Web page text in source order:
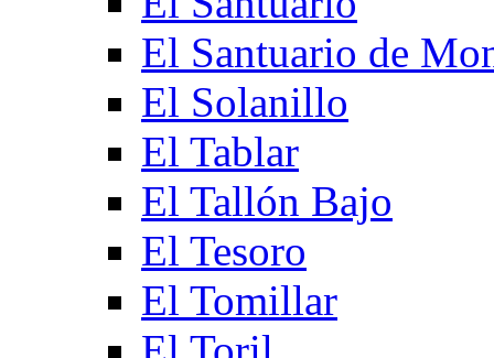
El Santuario de
El Solanillo
El Tablar
El Tallón Bajo
El Tesoro
El Tomillar